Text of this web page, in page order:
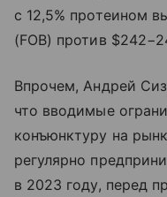
с 12,5% протеином
(FOB) против
Впрочем, Андрей
что вводимые
конъюнктуру на
регулярно
в 2023 году, перед